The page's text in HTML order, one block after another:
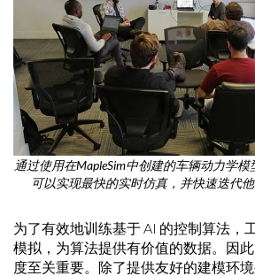
通过使用在MapleSim中创建的车辆动力学模
可以实现最快的实时仿真，并快速迭代他
为了有效地训练基于 AI 的控制算法，
模拟，为算法提供有价值的数据。因
度至关重要。除了提供友好的建模环